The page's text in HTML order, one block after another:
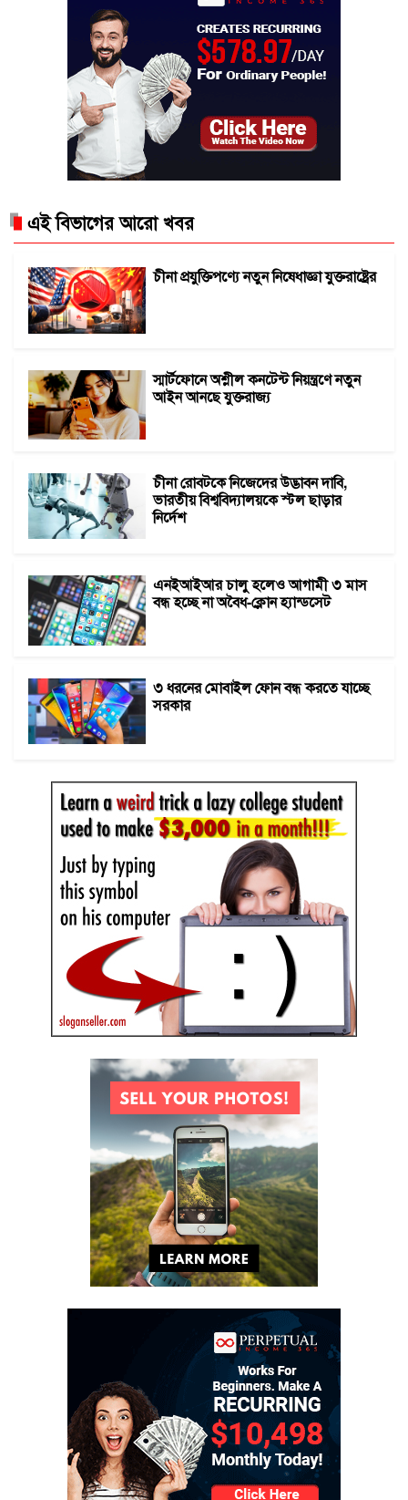
এই বিভাগের আরো খবর
চীনা প্রযুক্তিপণ্যে নতুন নিষেধাজ্ঞা যুক্তরাষ্ট্রের
স্মার্টফোনে অশ্লীল কনটেন্ট নিয়ন্ত্রণে নতুন
আইন আনছে যুক্তরাজ্য
চীনা রোবটকে নিজেদের উদ্ভাবন দাবি,
ভারতীয় বিশ্ববিদ্যালয়কে স্টল ছাড়ার
নির্দেশ
এনইআইআর চালু হলেও আগামী ৩ মাস
বন্ধ হচ্ছে না অবৈধ-ক্লোন হ্যান্ডসেট
৩ ধরনের মোবাইল ফোন বন্ধ করতে যাচ্ছে
সরকার